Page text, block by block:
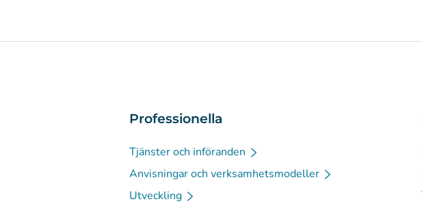
Professionella
Tjänster och införanden
Anvisningar och verksamhetsmodeller
Utveckling